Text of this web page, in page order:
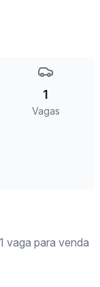
1
Vagas
vaga para venda